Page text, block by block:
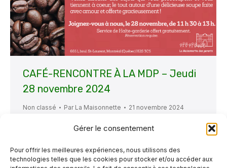
Gérer le consentement
Pour offrir les meilleures expériences, nous utilisons des
technologies telles que les cookies pour stocker et/ou accéder aux
CAFÉ-RENCONTRE À LA MDP – Jeudi
28 novembre 2024
Non classé Par La Maisonnette 21 novembre 2024
C’est avec enthousiasme que nous annonçons
lieu dans nos locaux, le jeudi 28 novembre